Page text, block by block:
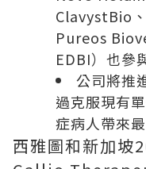
ClavystBio
Pureos
EDBI）也參
公司將推
過克服現有
症病人帶來
西雅圖和新加坡